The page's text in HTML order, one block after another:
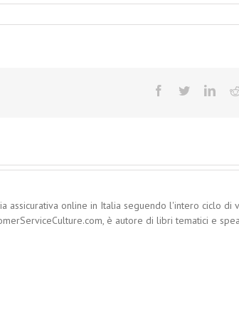
Facebook
Twitter
assicurativa online in Italia seguendo l'intero ciclo
è autore di libri tematici e